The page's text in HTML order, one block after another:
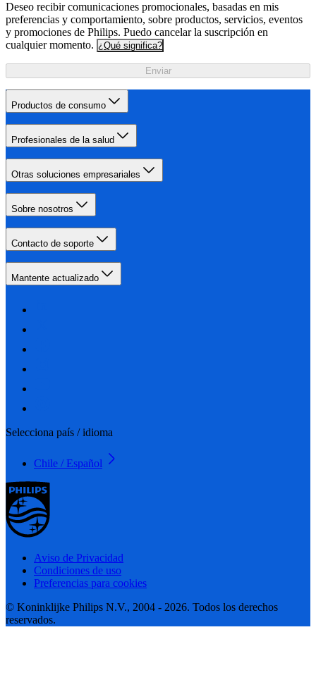
Deseo recibir comunicaciones promocionales, basadas en mis
preferencias y comportamiento, sobre productos, servicios, eventos
y promociones de Philips. Puedo cancelar la suscripción en
cualquier momento. ¿Qué significa?
Enviar
Productos de consumo
Profesionales de la salud
Otras soluciones empresariales
Sobre nosotros
Contacto de soporte
Mantente actualizado
Selecciona país / idioma
Chile / Español
Aviso de Privacidad
Condiciones de uso
Preferencias para cookies
© Koninklijke Philips N.V., 2004 - 2026. Todos los derechos
reservados.